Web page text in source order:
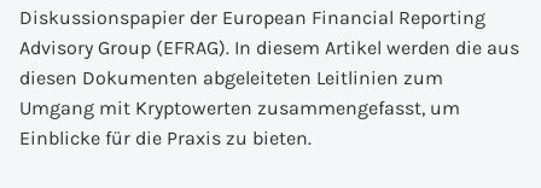
Diskussionspapier der European Financial Reporting
Advisory Group (EFRAG). In diesem Artikel werden die aus
diesen Dokumenten abgeleiteten Leitlinien zum
Umgang mit Kryptowerten zusammengefasst, um
Einblicke für die Praxis zu bieten.